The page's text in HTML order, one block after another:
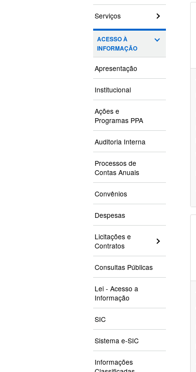
Serviços
ACESSO À
INFORMAÇÃO
Apresentação
Institucional
Ações e
Programas PPA
Auditoria Interna
Processos de
Contas Anuais
Convênios
Despesas
Licitações e
Contratos
Consultas Públicas
Lei - Acesso a
Informação
SIC
Sistema e-SIC
Informações